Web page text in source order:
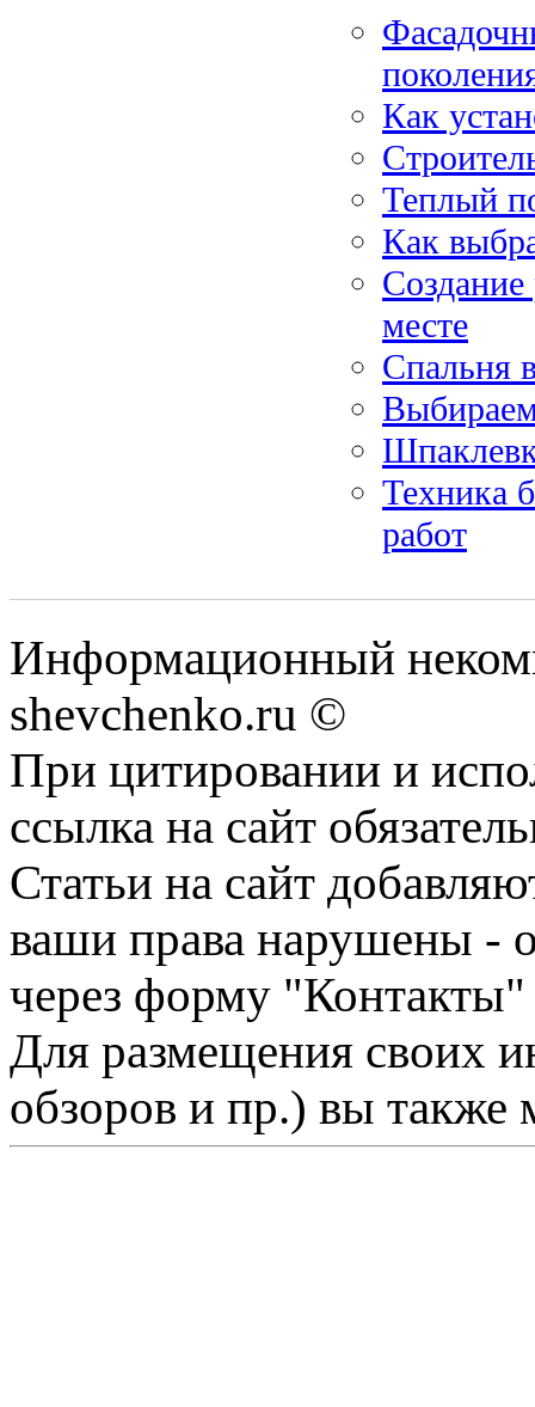
Как
Теплый
Как
месте
Спальня
Техника
работ
Информационный
shevchenko.ru ©
При цитировании и
ссылка на сайт
Статьи на сайт
ваши права нарушены -
через форму "Контакты"
Для размещения своих
обзоров и пр.) вы также